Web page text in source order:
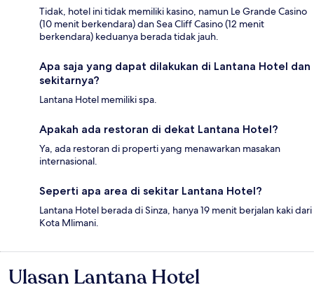
Tidak, hotel ini tidak memiliki kasino, namun Le Grande Casino
(10 menit berkendara) dan Sea Cliff Casino (12 menit
berkendara) keduanya berada tidak jauh.
Apa saja yang dapat dilakukan di Lantana Hotel dan
sekitarnya?
Lantana Hotel memiliki spa.
Apakah ada restoran di dekat Lantana Hotel?
Ya, ada restoran di properti yang menawarkan masakan
internasional.
Seperti apa area di sekitar Lantana Hotel?
Lantana Hotel berada di Sinza, hanya 19 menit berjalan kaki dari
Kota Mlimani.
Ulasan
Ulasan Lantana Hotel